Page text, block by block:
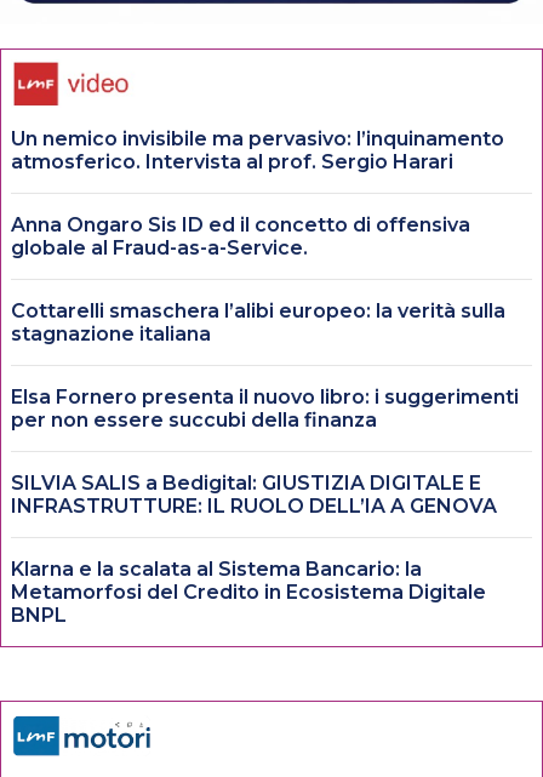
Un nemico invisibile ma pervasivo: l’inquinamento
atmosferico. Intervista al prof. Sergio Harari
Anna Ongaro Sis ID ed il concetto di offensiva
globale al Fraud-as-a-Service.
Cottarelli smaschera l’alibi europeo: la verità sulla
stagnazione italiana
Elsa Fornero presenta il nuovo libro: i suggerimenti
per non essere succubi della finanza
SILVIA SALIS a Bedigital: GIUSTIZIA DIGITALE E
INFRASTRUTTURE: IL RUOLO DELL’IA A GENOVA
Klarna e la scalata al Sistema Bancario: la
Metamorfosi del Credito in Ecosistema Digitale
BNPL